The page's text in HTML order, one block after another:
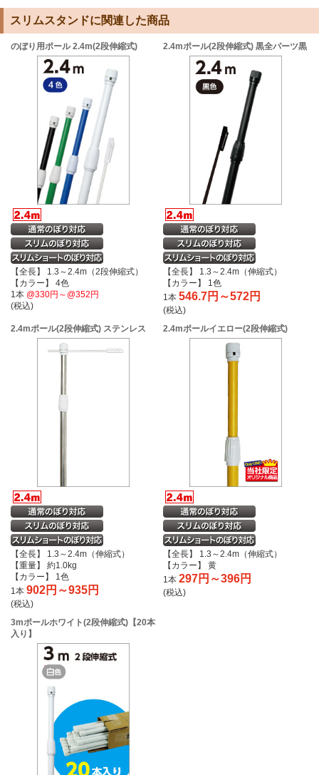
スリムスタンドに関連した商品
のぼり用ポール 2.4m(2段伸縮式)
【全長】 1.3～2.4m（2段伸縮式）
【カラー】 4色
1本 @330円～@352円
(税込)
2.4mポール(2段伸縮式) 黒全パーツ黒
【全長】 1.3～2.4m（伸縮式）
【カラー】 1色
1本 546.7円～572円
(税込)
2.4mポール(2段伸縮式) ステンレス
【全長】 1.3～2.4m（伸縮式）
【重量】 約1.0kg
【カラー】 1色
1本 902円～935円
(税込)
2.4mポールイエロー(2段伸縮式)
【全長】 1.3～2.4m（伸縮式）
【カラー】 黄
1本 297円～396円
(税込)
3mポールホワイト(2段伸縮式)【20本
入り】